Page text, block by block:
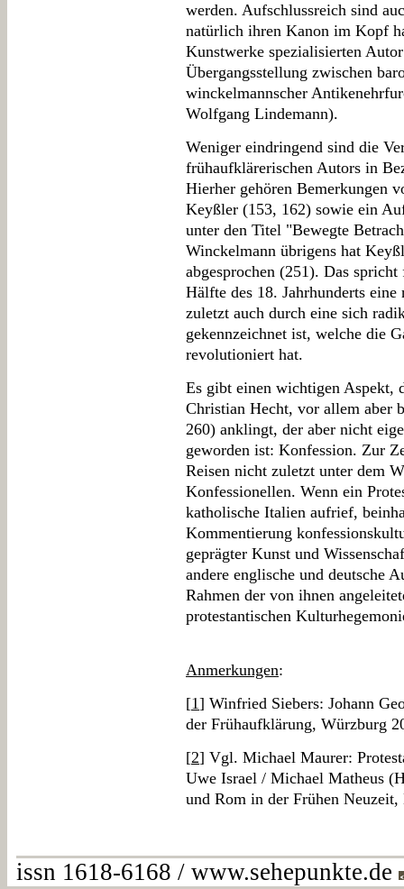
werden. Aufschlussreich sind
natürlich ihren Kanon im Kopf
Kunstwerke spezialisierten
Übergangsstellung zwischen
winckelmannscher
Wolfgang Lindemann).
Weniger eindringend sind die
frühaufklärerischen Autors in
Hierher gehören Bemerkungen
Keyßler (153, 162) sowie ein
unter den Titel "Bewegte
Winckelmann übrigens hat
abgesprochen (251). Das
Hälfte des 18. Jahrhunderts
zuletzt auch durch eine sich
gekennzeichnet ist, welche die
revolutioniert hat.
Es gibt einen wichtigen Aspekt,
Christian Hecht, vor allem aber
260) anklingt, der aber nicht
geworden ist: Konfession. Zur
Reisen nicht zuletzt unter dem
Konfessionellen. Wenn ein
katholische Italien aufrief,
Kommentierung
geprägter Kunst und
andere englische und deutsche
Rahmen der von ihnen
protestantischen
Anmerkungen:
[1] Winfried Siebers: Johann
der Frühaufklärung, Würzburg
[2] Vgl. Michael Maurer:
Uwe Israel / Michael Matheus
und Rom in der Frühen
issn 1618-6168 / www.sehepunkte.de